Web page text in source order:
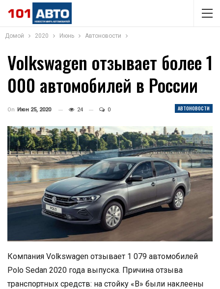
Домой 2020 Июнь Автоновости
Volkswagen отзывает более 1
000 автомобилей в России
АВТОНОВОСТИ
On Июн 25, 2020 24 0
Компания Volkswagen отзывает 1 079 автомобилей
Polo Sedan 2020 года выпуска. Причина отзыва
транспортных средств: на стойку «В» были наклеены